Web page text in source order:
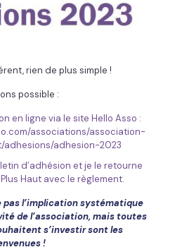
rien de plus simple !
possible :
en ligne via le site Hello Asso :
associations/association-
adhesion-2023
d’adhésion et je le retourne
Haut avec le règlement.
pas l’implication systématique
de l’association, mais toutes
s’investir sont les
!